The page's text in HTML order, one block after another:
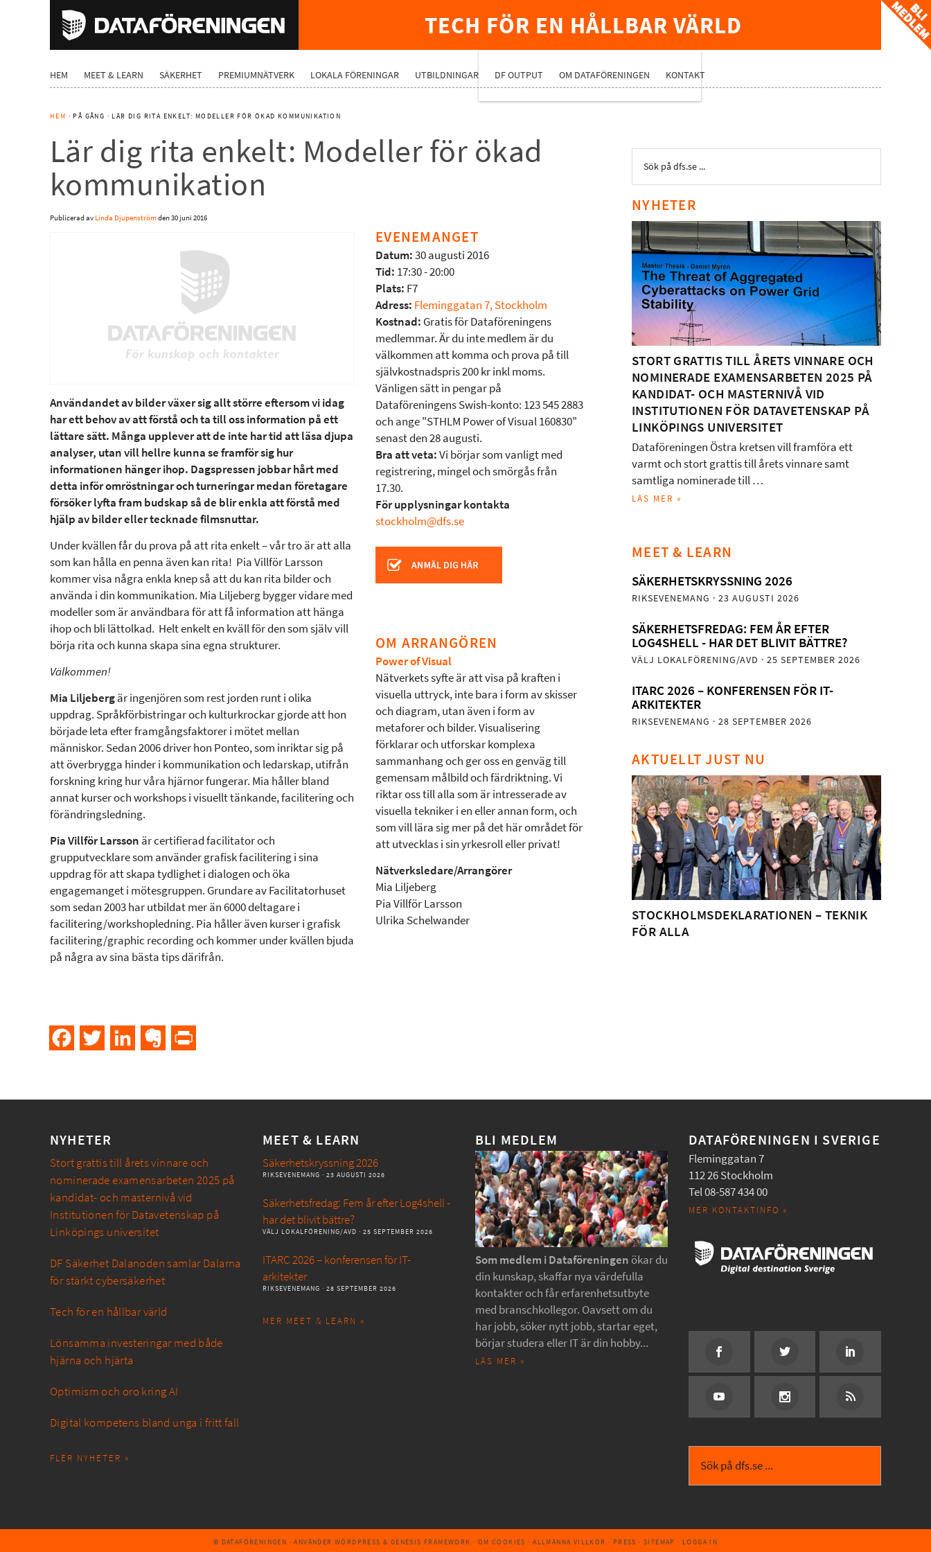
TECH FÖR EN HÅLLBAR VÄRLD
PREMIUMNÄTVERK
HEM MEET & LEARN SÄKERHET PREMIUMNÄTVERK LOKALA FÖRENINGAR UTBILDNINGAR DF OUTPUT OM DATAFÖRENINGEN KONTAKT
HEM · PÅ GÅNG · LÄR DIG RITA ENKELT: MODELLER FÖR ÖKAD KOMMUNIKATION
Lär dig rita enkelt: Modeller för ökad
kommunikation
Publicerad av Linda Djupenströmden30 juni 2016
Användandet av bilder växer sig allt större eftersom vi idag
har ett behov av att förstå och ta till oss information på ett
lättare sätt. Många upplever att de inte har tid att läsa djupa
analyser, utan vill hellre kunna se framför sig hur
informationen hänger ihop. Dagspressen jobbar hårt med
detta inför omröstningar och turneringar medan företagare
försöker lyfta fram budskap så de blir enkla att förstå med
hjälp av bilder eller tecknade filmsnuttar.
Under kvällen får du prova på att rita enkelt – vår tro är att alla
som kan hålla en penna även kan rita! Pia Villför Larsson
kommer visa några enkla knep så att du kan rita bilder och
använda i din kommunikation. Mia Liljeberg bygger vidare med
modeller som är användbara för att få information att hänga
ihop och bli lättolkad. Helt enkelt en kväll för den som själv vill
börja rita och kunna skapa sina egna strukturer.
Välkommen!
Mia Liljebergär ingenjören som rest jorden runt i olika
uppdrag. Språkförbistringar och kulturkrockar gjorde att hon
började leta efter framgångsfaktorer i mötet mellan
människor. Sedan 2006 driver hon Ponteo, som inriktar sig på
att överbrygga hinder i kommunikation och ledarskap, utifrån
forskning kring hur våra hjärnor fungerar. Mia håller bland
annat kurser och workshops i visuellt tänkande, facilitering och
förändringsledning.
Pia Villför Larsson är certifierad facilitator och
grupputvecklare som använder grafisk facilitering i sina
uppdrag för att skapa tydlighet i dialogen och öka
engagemanget i mötesgruppen. Grundare av Facilitatorhuset
som sedan 2003 har utbildat mer än 6000 deltagare i
facilitering/workshopledning. Pia håller även kurser i grafisk
facilitering/graphic recording och kommer under kvällen bjuda
på några av sina bästa tips därifrån.
EVENEMANGET
Datum:30 augusti 2016
Tid: 17:30 - 20:00
Plats: F7
Adress: Fleminggatan 7, Stockholm
Kostnad: Gratis för Dataföreningens
medlemmar. Är du inte medlem är du
välkommen att komma och prova på till
självkostnadspris 200 kr inkl moms.
Vänligen sätt in pengar på
Dataföreningens Swish-konto: 123 545 2883
och ange "STHLM Power of Visual 160830"
senast den 28 augusti.
Bra att veta:Vi börjar som vanligt med
registrering, mingel och smörgås från
17.30.
För upplysningar kontakta
stockholm@dfs.se
OM ARRANGÖREN
Power of Visual
Nätverkets syfte är att visa på kraften i
visuella uttryck, inte bara i form av skisser
och diagram, utan även i form av
metaforer och bilder. Visualisering
förklarar och utforskar komplexa
sammanhang och ger oss en genväg till
gemensam målbild och färdriktning. Vi
riktar oss till alla som är intresserade av
visuella tekniker i en eller annan form, och
som vill lära sig mer på det här området för
att utvecklas i sin yrkesroll eller privat!
Nätverksledare/Arrangörer
Mia Liljeberg
Pia Villför Larsson
Ulrika Schelwander
FacebookTwitter LinkedInEvernote
NYHETER
STORT GRATTIS TILL ÅRETS VINNARE OCH
NOMINERADE EXAMENSARBETEN 2025 PÅ
KANDIDAT- OCH MASTERNIVÅ VID
INSTITUTIONEN FÖR DATAVETENSKAP PÅ
LINKÖPINGS UNIVERSITET
Dataföreningen Östra kretsen vill framföra ett
varmt och stort grattis till årets vinnare samt
samtliga nominerade till …
LÄS MER »
MEET & LEARN
SÄKERHETSKRYSSNING 2026
RIKSEVENEMANG · 23 AUGUSTI 2026
SÄKERHETSFREDAG: FEM ÅR EFTER
LOG4SHELL - HAR DET BLIVIT BÄTTRE?
VÄLJ LOKALFÖRENING/AVD · 25 SEPTEMBER 2026
ITARC 2026 – KONFERENSEN FÖR IT-
ARKITEKTER
RIKSEVENEMANG · 28 SEPTEMBER 2026
AKTUELLT JUST NU
STOCKHOLMSDEKLARATIONEN – TEKNIK
FÖR ALLA
NYHETER
Stort grattis till årets vinnare och
nominerade examensarbeten 2025 på
kandidat- och masternivå vid
Institutionen för Datavetenskap på
Linköpings universitet
DF Säkerhet Dalanoden samlar Dalarna
för stärkt cybersäkerhet
Tech för en hållbar värld
Lönsamma investeringar med både
hjärna och hjärta
Optimism och oro kring AI
Digital kompetens bland unga i fritt fall
FLER NYHETER »
MEET & LEARN
Säkerhetskryssning 2026
RIKSEVENEMANG · 23 AUGUSTI 2026
Säkerhetsfredag: Fem år efter Log4shell -
har det blivit bättre?
VÄLJ LOKALFÖRENING/AVD · 25 SEPTEMBER 2026
ITARC 2026 – konferensen för IT-
arkitekter
RIKSEVENEMANG · 28 SEPTEMBER 2026
MER MEET & LEARN »
BLI MEDLEM
Som medlem i Dataföreningen ökar du
din kunskap, skaffar nya värdefulla
kontakter och får erfarenhetsutbyte
med branschkollegor. Oavsett om du
har jobb, söker nytt jobb, startar eget,
börjar studera eller IT är din hobby...
LÄS MER »
DATAFÖRENINGEN I SVERIGE
Fleminggatan 7
112 26 Stockholm
Tel 08-587 434 00
MER KONTAKTINFO »
© DATAFÖRENINGEN · ANVÄNDERWORDPRESS & GENESIS FRAMEWORK · OM COOKIES ·ALLMÄNNA VILLKOR · PRESS · SITEMAP · LOGGA IN